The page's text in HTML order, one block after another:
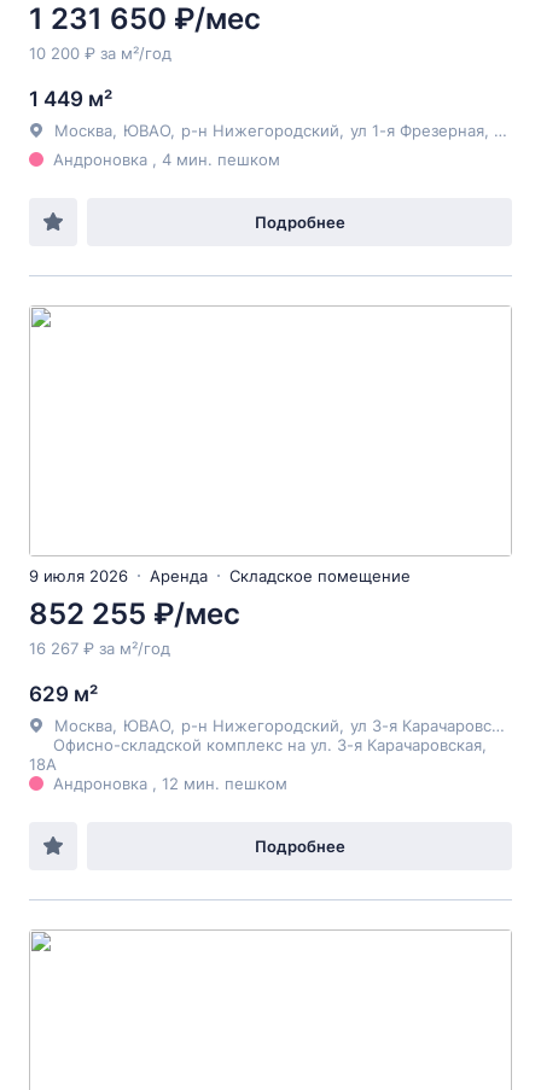
1 231 650 ₽/мес
10 200 ₽ за м²/год
1 449 м²
Москва ЮВАО р-н Нижегородский ул 1-я Фрезерная
Андроновка , 4 мин. пешком
Подробнее
9 июля 2026 Аренда Складское помещение
852 255 ₽/мес
16 267 ₽ за м²/год
629 м²
Москва ЮВАО р-н Нижегородский ул 3-я Карачаровская
Офисно-складской комплекс на ул. 3-я Карачаровская,
18А
Андроновка , 12 мин. пешком
Подробнее